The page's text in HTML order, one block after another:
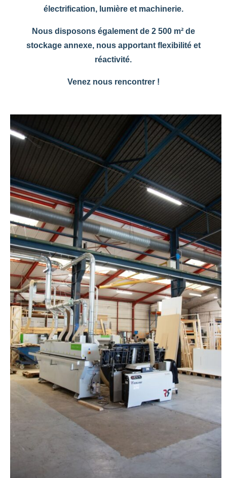
électrification, lumière et machinerie.
Nous disposons également de 2 500 m² de
stockage annexe, nous apportant flexibilité et
réactivité.
Venez nous rencontrer !